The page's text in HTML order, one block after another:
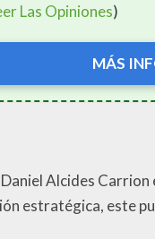
Las Opiniones)
MÁS
Alcides
estratégica, este